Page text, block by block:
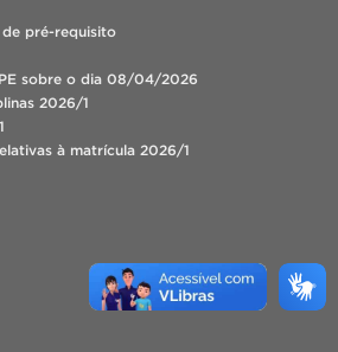
pré-requisito
sobre o dia 08/04/2026
2026/1
à matrícula 2026/1